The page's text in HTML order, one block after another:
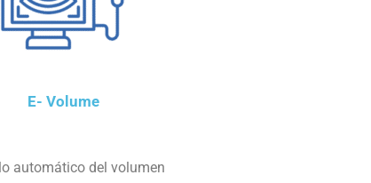
E- Volume
automático del volumen